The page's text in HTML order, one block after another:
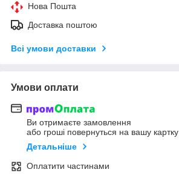
Нова Пошта
Доставка поштою
Всі умови доставки
Умови оплати
Ви отримаєте замовлення
або гроші повернуться на вашу картку
Детальніше
Оплатити частинами